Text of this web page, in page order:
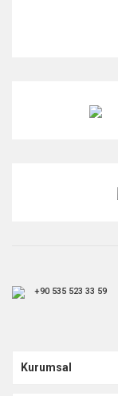
+90 535 523 33 59
Kurumsal